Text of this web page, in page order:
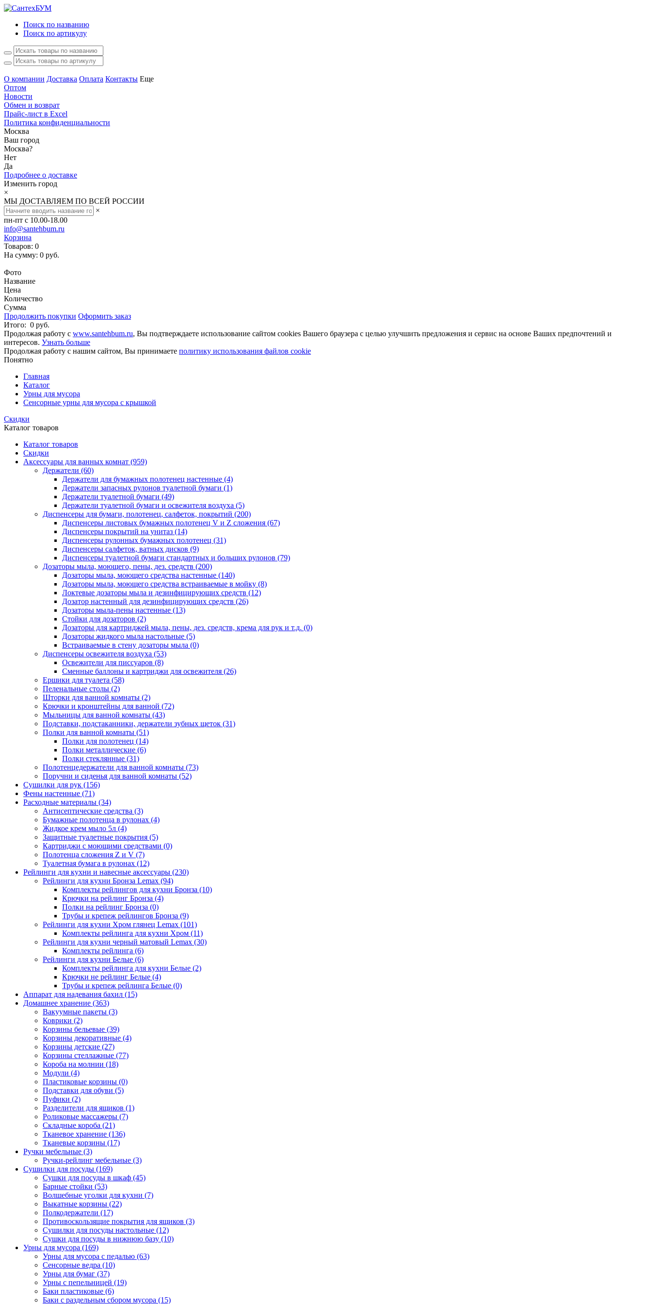
Поиск по названию
Поиск по артикулу
О компании Доставка Оплата Контакты Еще
Оптом
Новости
Обмен и возврат
Прайс-лист в Excel
Политика конфиденциальности
Москва
Ваш город
Москва?
Нет
Да
Подробнее о доставке
Изменить город
×
МЫ ДОСТАВЛЯЕМ ПО ВСЕЙ РОССИИ
×
пн-пт с 10.00-18.00
info@santehbum.ru
Корзина
Товаров: 0
На сумму: 0 руб.
Фото
Название
Цена
Количество
Сумма
Продолжить покупки Оформить заказ
Итого: 0 руб.
Продолжая работу с www.santehbum.ru, Вы подтверждаете использование сайтом cookies Вашего браузера с целью улучшить предложения и сервис на основе Ваших предпочтений и
интересов. Узнать больше
Продолжая работу с нашим сайтом, Вы принимаете политику использования файлов cookie
Понятно
Главная
Каталог
Урны для мусора
Сенсорные урны для мусора с крышкой
Скидки
Каталог товаров
Каталог товаров
Скидки
Аксессуары для ванных комнат (959)
Держатели (60)
Держатели для бумажных полотенец настенные (4)
Держатели запасных рулонов туалетной бумаги (1)
Держатели туалетной бумаги (49)
Держатели туалетной бумаги и освежителя воздуха (5)
Диспенсеры для бумаги, полотенец, салфеток, покрытий (200)
Диспенсеры листовых бумажных полотенец V и Z сложения (67)
Диспенсеры покрытий на унитаз (14)
Диспенсеры рулонных бумажных полотенец (31)
Диспенсеры салфеток, ватных дисков (9)
Диспенсеры туалетной бумаги стандартных и больших рулонов (79)
Дозаторы мыла, моющего, пены, дез. средств (200)
Дозаторы мыла, моющего средства настенные (140)
Дозаторы мыла, моющего средства встраиваемые в мойку (8)
Локтевые дозаторы мыла и дезинфицирующих средств (12)
Дозатор настенный для дезинфицирующих средств (26)
Дозаторы мыла-пены настенные (13)
Стойки для дозаторов (2)
Дозаторы для картриджей мыла, пены, дез. средств, крема для рук и т.д. (0)
Дозаторы жидкого мыла настольные (5)
Встраиваемые в стену дозаторы мыла (0)
Диспенсеры освежителя воздуха (53)
Освежители для писсуаров (8)
Сменные баллоны и картриджи для освежителя (26)
Ершики для туалета (58)
Пеленальные столы (2)
Шторки для ванной комнаты (2)
Крючки и кронштейны для ванной (72)
Мыльницы для ванной комнаты (43)
Подставки, подстаканники, держатели зубных щеток (31)
Полки для ванной комнаты (51)
Полки для полотенец (14)
Полки металлические (6)
Полки стеклянные (31)
Полотенцедержатели для ванной комнаты (73)
Поручни и сиденья для ванной комнаты (52)
Сушилки для рук (156)
Фены настенные (71)
Расходные материалы (34)
Антисептические средства (3)
Бумажные полотенца в рулонах (4)
Жидкое крем мыло 5л (4)
Защитные туалетные покрытия (5)
Картриджи с моющими средствами (0)
Полотенца сложения Z и V (7)
Туалетная бумага в рулонах (12)
Рейлинги для кухни и навесные аксессуары (230)
Рейлинги для кухни Бронза Lemax (94)
Комплекты рейлингов для кухни Бронза (10)
Крючки на рейлинг Бронза (4)
Полки на рейлинг Бронза (0)
Трубы и крепеж рейлингов Бронза (9)
Рейлинги для кухни Хром глянец Lemax (101)
Комплекты рейлинга для кухни Хром (11)
Рейлинги для кухни черный матовый Lemax (30)
Комплекты рейлинга (6)
Рейлинги для кухни Белые (6)
Комплекты рейлинга для кухни Белые (2)
Крючки не рейлинг Белые (4)
Трубы и крепеж рейлинга Белые (0)
Аппарат для надевания бахил (15)
Домашнее хранение (363)
Вакуумные пакеты (3)
Коврики (2)
Корзины бельевые (39)
Корзины декоративные (4)
Корзины детские (27)
Корзины стеллажные (77)
Короба на молнии (18)
Модули (4)
Пластиковые корзины (0)
Подставки для обуви (5)
Пуфики (2)
Разделители для ящиков (1)
Роликовые массажеры (7)
Складные короба (21)
Тканевое хранение (136)
Тканевые корзины (17)
Ручки мебельные (3)
Ручки-рейлинг мебельные (3)
Сушилки для посуды (169)
Сушки для посуды в шкаф (45)
Барные стойки (53)
Волшебные уголки для кухни (7)
Выкатные корзины (22)
Полкодержатели (17)
Противоскользящие покрытия для ящиков (3)
Сушилки для посуды настольные (12)
Сушки для посуды в нижнюю базу (10)
Урны для мусора (169)
Урны для мусора с педалью (63)
Сенсорные ведра (10)
Урны для бумаг (37)
Урны с пепельницей (19)
Баки пластиковые (6)
Баки с раздельным сбором мусора (15)